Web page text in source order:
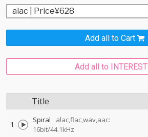
Add all to Cart
Add all to INTEREST
Title
1 Spiral
alac,flac,wav,aac:
16bit/44.1kHz